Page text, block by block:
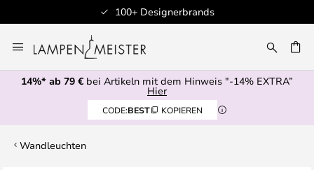
100+ Designerbrands
Inhalt
springen
14%* ab 79 € bei Artikeln mit dem Hinweis "-14% EXTRA”
Hier
CODE:BEST KOPIEREN
Wandleuchten